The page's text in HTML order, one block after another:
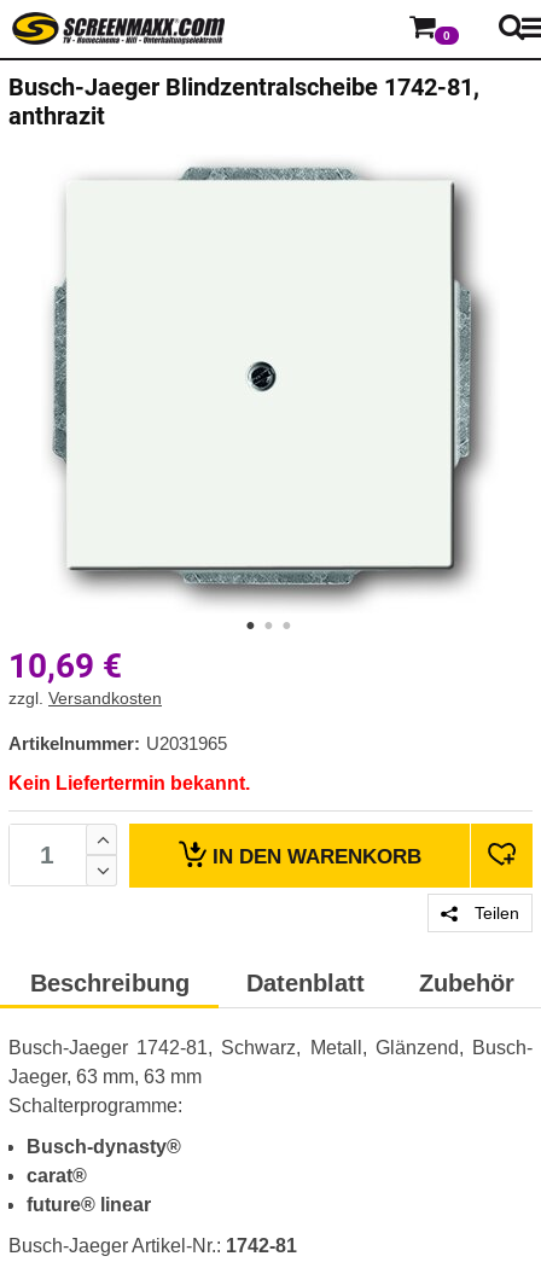
0
Busch-Jaeger Blindzentralscheibe 1742-81,
anthrazit
10,69 €
zzgl. Versandkosten
Artikelnummer: U2031965
Kein Liefertermin bekannt.
IN DEN WARENKORB
Teilen
Beschreibung Datenblatt Zubehör
Busch-Jaeger 1742-81, Schwarz, Metall, Glänzend, Busch-
Jaeger, 63 mm, 63 mm
Schalterprogramme:
Busch-dynasty®
carat®
future® linear
Busch-Jaeger Artikel-Nr.: 1742-81